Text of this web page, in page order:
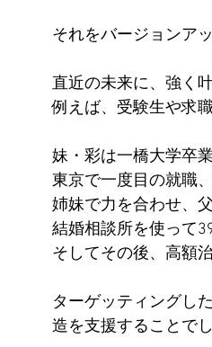
それをバージョンア
直近の未来に、強く
例えば、受験生や求
妹・彩は一橋大学卒業
東京で一度目の就職
姉妹で力を合わせ、
結婚相談所を使って
そしてその後、高額
ターゲッティングし
造を支援することでし